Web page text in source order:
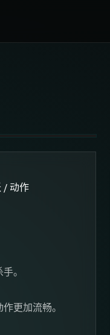
/ 动作
。
更加流畅。